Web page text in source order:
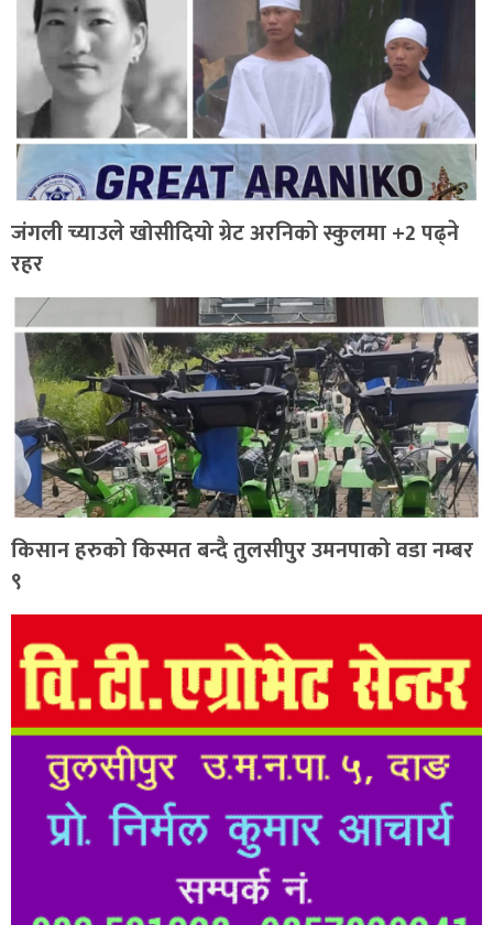
जंगली च्याउले खोसीदियो ग्रेट अरनिको स्कुलमा +2 पढ्ने
रहर
किसान हरुको किस्मत बन्दै तुलसीपुर उमनपाको वडा नम्बर
९